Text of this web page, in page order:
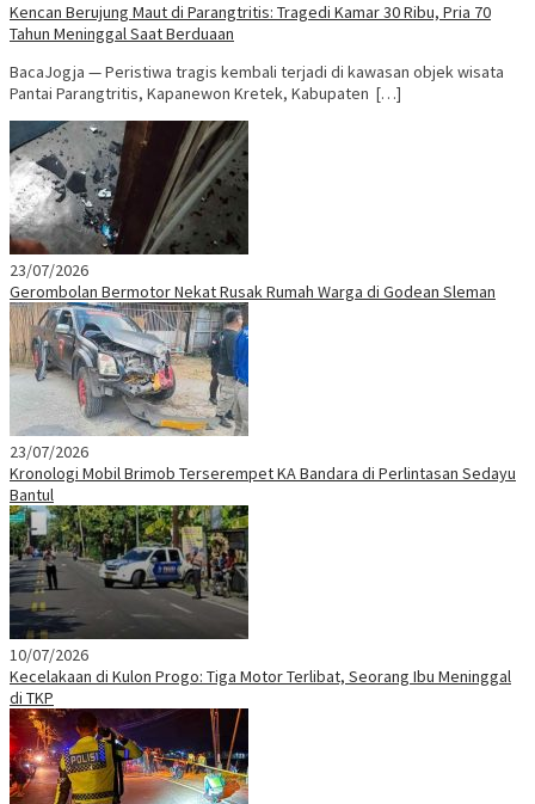
Kencan Berujung Maut di Parangtritis: Tragedi Kamar 30 Ribu, Pria 70
Tahun Meninggal Saat Berduaan
BacaJogja — Peristiwa tragis kembali terjadi di kawasan objek wisata
Pantai Parangtritis, Kapanewon Kretek, Kabupaten […]
23/07/2026
Gerombolan Bermotor Nekat Rusak Rumah Warga di Godean Sleman
23/07/2026
Kronologi Mobil Brimob Terserempet KA Bandara di Perlintasan Sedayu
Bantul
10/07/2026
Kecelakaan di Kulon Progo: Tiga Motor Terlibat, Seorang Ibu Meninggal
di TKP